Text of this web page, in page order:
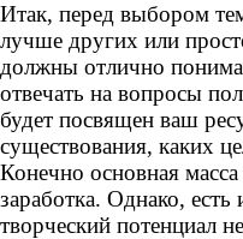
Итак, перед выбором
лучше других или
должны отлично
отвечать на вопросы
будет посвящен ваш
существования, каких
Конечно основная
заработка. Однако,
творческий потенциал